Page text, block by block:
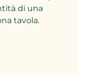
di una
tavola.